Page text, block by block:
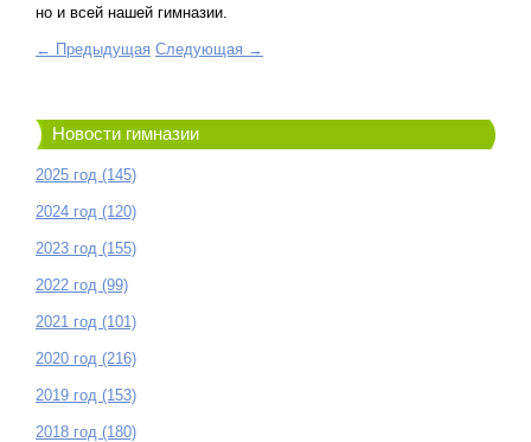
но и всей нашей гимназии.
← Предыдущая Следующая →
Новости гимназии
2025 год (145)
2024 год (120)
2023 год (155)
2022 год (99)
2021 год (101)
2020 год (216)
2019 год (153)
2018 год (180)